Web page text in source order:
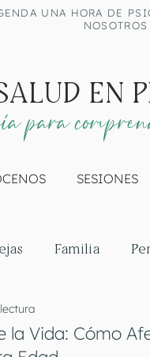
UNA HORA DE
NOSOTROS
EN
para
SESIONES
Familia
la Vida: Cómo